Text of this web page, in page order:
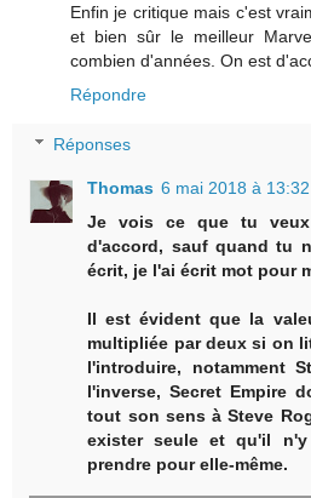
Enfin je critique mais c'est
et bien sûr le meilleur
combien d'années. On est
Répondre
Réponses
Thomas 6 mai 2018 à 13:32
Je vois ce que tu
d'accord, sauf quand tu
écrit, je l'ai écrit mot pour
Il est évident que la
multipliée par deux si on
l'introduire, notamment
l'inverse, Secret Empire
tout son sens à Steve
exister seule et qu'il
prendre pour elle-même.